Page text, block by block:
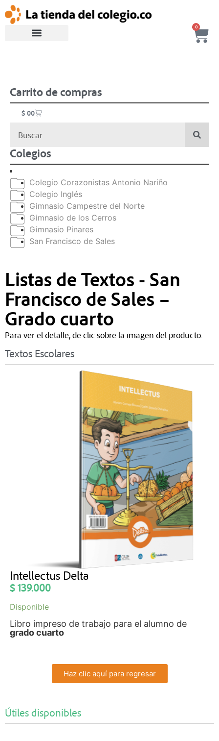
0
Carrito de compras
$ 00
Colegios
Colegio Corazonistas Antonio Nariño
Colegio Inglés
Gimnasio Campestre del Norte
Gimnasio de los Cerros
Gimnasio Pinares
San Francisco de Sales
Listas de Textos - San
Francisco de Sales –
Grado cuarto
Para ver el detalle, de clic sobre la imagen del producto.
Textos Escolares
Intellectus Delta
$139.000
Disponible
Libro impreso de trabajo para el alumno de
grado cuarto
Haz clic aquí para regresar
Útiles disponibles